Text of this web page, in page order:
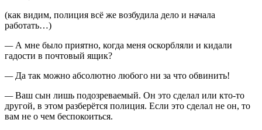
(как видим, полиция всё же возбудила дело и начала
работать…)
— А мне было приятно, когда меня оскорбляли и кидали
гадости в почтовый ящик?
— Да так можно абсолютно любого ни за что обвинить!
—Ваш сын лишь подозреваемый. Он это сделал или кто-то
другой, в этом разберётся полиция. Если это сделал не он, то
вам не о чем беспокоиться.